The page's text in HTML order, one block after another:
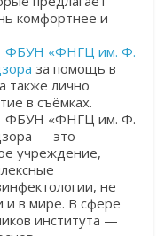
комфортнее и
ФБУН «ФНГЦ им. Ф.
за помощь в
также лично
в съёмках.
ФБУН «ФНГЦ им. Ф.
— это
учреждение,
не
и в мире. В сфере
института —